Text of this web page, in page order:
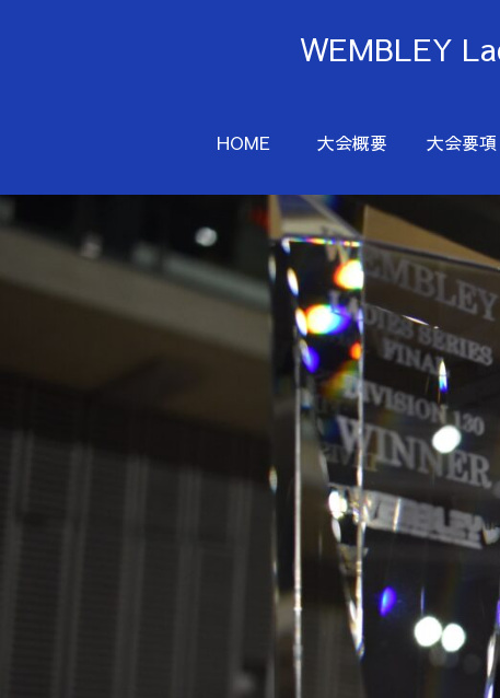
WEMBLEY
HOME 大会概要 大会要項